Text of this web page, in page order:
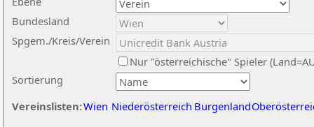
Sortierung
Bundesland
Spgem./Kreis/Verein
Nur "österreichische" Spieler
Vereinslisten:Wien Niederösterreich Burgenland